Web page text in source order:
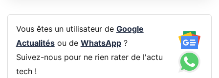
Vous êtes un utilisateur de Google
Actualitésou de WhatsApp?
Suivez-nous pour ne rien rater de l'actu
tech !